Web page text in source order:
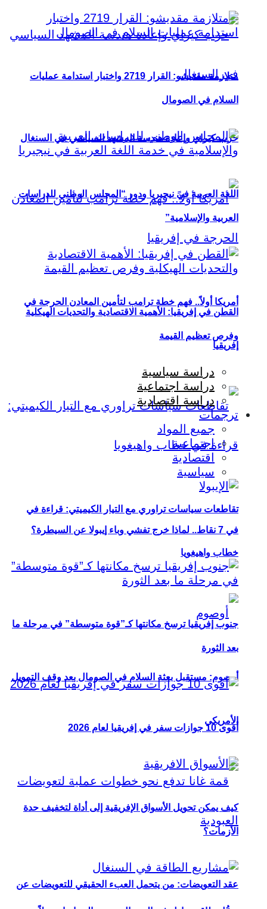
حزب كيراي وإعادة هندسة المشهد السياسي في السنغال
أمريكا أولاً.. فهم خطة ترامب لتأمين المعادن الحرجة في
إفريقيا
تقاطعات سياسات تراوري مع التيار الكيميتي: قراءة في
خطاب واهيغويا
أوصوم: مستقبل بعثة السلام في الصومال بعد وقف التمويل
الأمريكي
عقد التعويضات: من يتحمل العبء الحقيقي للتعويضات عن
متلازمة مقديشو: القرار 2719 واختبار استدامة عمليات
السلام في الصومال
اللغة العربية في نيجيريا ودور “المجلس الوطني للدراسات
العربية والإسلامية”
القطن في إفريقيا: الأهمية الاقتصادية والتحديات الهيكلية
وفرص تعظيم القيمة
دراسة سياسية
دراسة اجتماعية
دراسة اقتصادية
ترجمات
جميع المواد
اجتماعية
اقتصادية
سياسية
في 7 نقاط.. لماذا خرج تفشي وباء إيبولا عن السيطرة؟
جنوب إفريقيا ترسخ مكانتها كـ”قوة متوسطة” في مرحلة ما
بعد الثورة
أقوى 10 جوازات سفر في إفريقيا لعام 2026
كيف يمكن تحويل الأسواق الإفريقية إلى أداة لتخفيف حدة
الأزمات؟